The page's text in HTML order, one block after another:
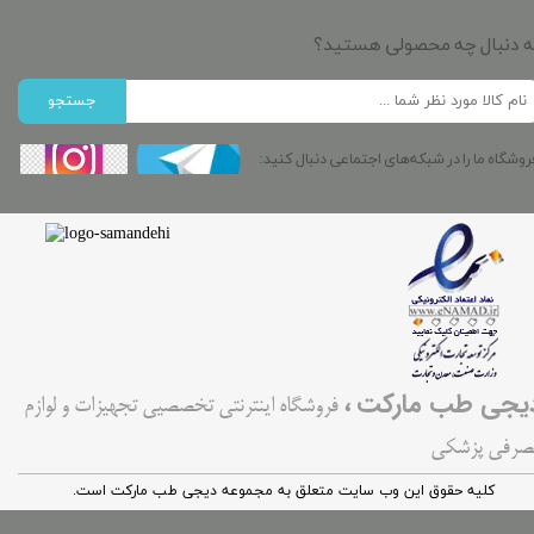
طب مارکت، فروشگاه اینترنتی تخصصیی تجهیزات و لوازم
پزشکی
کليه حقوق اين وب سایت متعلق به مجموعه دیجی طب مارکت است.
دنبال چه محصولی هستید؟
جستجو
ما را در شبکه‌های اجتماعی دنبال کنید: